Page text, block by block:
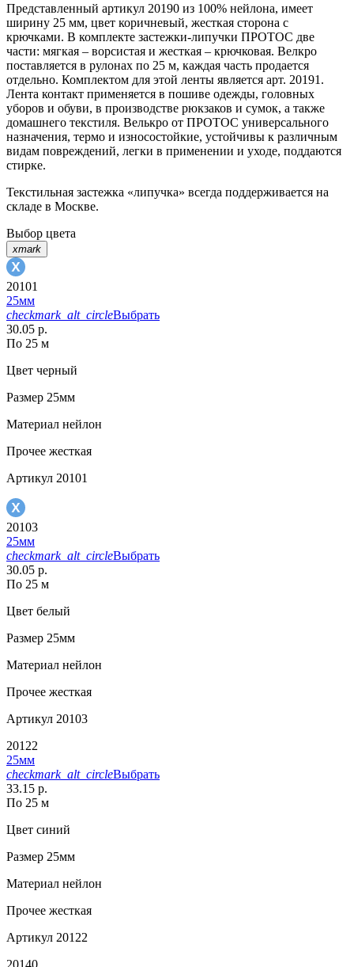
Представленный артикул 20190 из 100% нейлона, имеет
ширину 25 мм, цвет коричневый, жесткая сторона с
крючками. В комплекте застежки-липучки ПРОТОС две
части: мягкая – ворсистая и жесткая – крючковая. Велкро
поставляется в рулонах по 25 м, каждая часть продается
отдельно. Комплектом для этой ленты является арт. 20191.
Лента контакт применяется в пошиве одежды, головных
уборов и обуви, в производстве рюкзаков и сумок, а также
домашнего текстиля. Велькро от ПРОТОС универсального
назначения, термо и износостойкие, устойчивы к различным
видам повреждений, легки в применении и уходе, поддаются
стирке.
Текстильная застежка «липучка» всегда поддерживается на
складе в Москве.
Выбор цвета
xmark
20101
25мм
checkmark_alt_circleВыбрать
30.05 р.
По 25 м
Цвет черный
Размер 25мм
Материал нейлон
Прочее жесткая
Артикул 20101
20103
25мм
checkmark_alt_circleВыбрать
30.05 р.
По 25 м
Цвет белый
Размер 25мм
Материал нейлон
Прочее жесткая
Артикул 20103
20122
25мм
checkmark_alt_circleВыбрать
33.15 р.
По 25 м
Цвет синий
Размер 25мм
Материал нейлон
Прочее жесткая
Артикул 20122
20140